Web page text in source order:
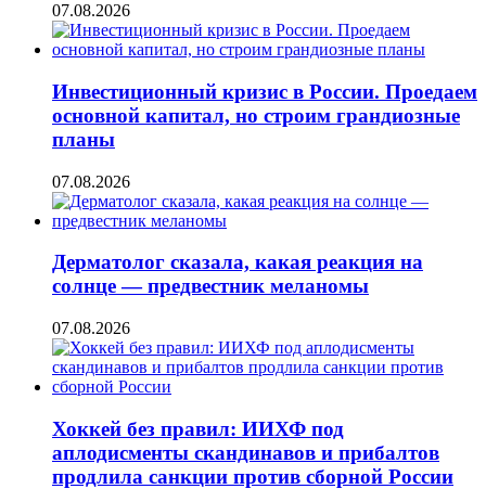
07.08.2026
Инвестиционный кризис в России. Проедаем
основной капитал, но строим грандиозные
планы
07.08.2026
Дерматолог сказала, какая реакция на
солнце — предвестник меланомы
07.08.2026
Хоккей без правил: ИИХФ под
аплодисменты скандинавов и прибалтов
продлила санкции против сборной России